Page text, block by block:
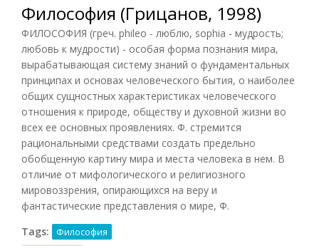
Философия (Грицанов, 1998)
ФИЛОСОФИЯ (греч. phileo - люблю, sophia - мудрость;
любовь к мудрости) - особая форма познания мира,
вырабатывающая систему знаний о фундаментальных
принципах и основах человеческого бытия, о наиболее
общих сущностных характеристиках человеческого
отношения к природе, обществу и духовной жизни во
всех ее основных проявлениях. Ф. стремится
рациональными средствами создать предельно
обобщенную картину мира и места человека в нем. В
отличие от мифологического и религиозного
мировоззрения, опирающихся на веру и
фантастические представления о мире, Ф.
Tags:
Философия